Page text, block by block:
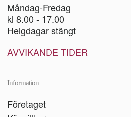
Måndag-Fredag
kl 8.00 - 17.00
Helgdagar stängt
AVVIKANDE TIDER
Information
Företaget